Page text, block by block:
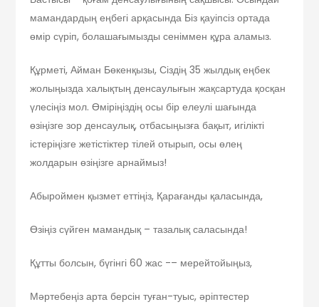
мамандардың еңбегі арқасында Біз қауіпсіз ортада
өмір сүріп, болашағымызды сеніммен құра аламыз.
Құрметі, Айман Бөкенқызы, Сіздің 35 жылдық еңбек
жолыңызда халықтың денсаулығын жақсартуда қосқан
үлесіңіз мол. Өміріңіздің осы бір елеулі шағында
өзіңізге зор денсаулық, отбасыңызға бақыт, игілікті
істеріңізге жетістіктер тілей отырып, осы өлең
жолдарын өзіңізге арнаймыз!
Абыроймен қызмет еттіңіз, Қарағанды қаласында,
Өзіңіз сүйген мамандық – тазалық саласында!
Құтты болсын, бүгінгі 60 жас -– мерейтойыңыз,
Мәртебеңіз арта берсін туған-туыс, әріптестер